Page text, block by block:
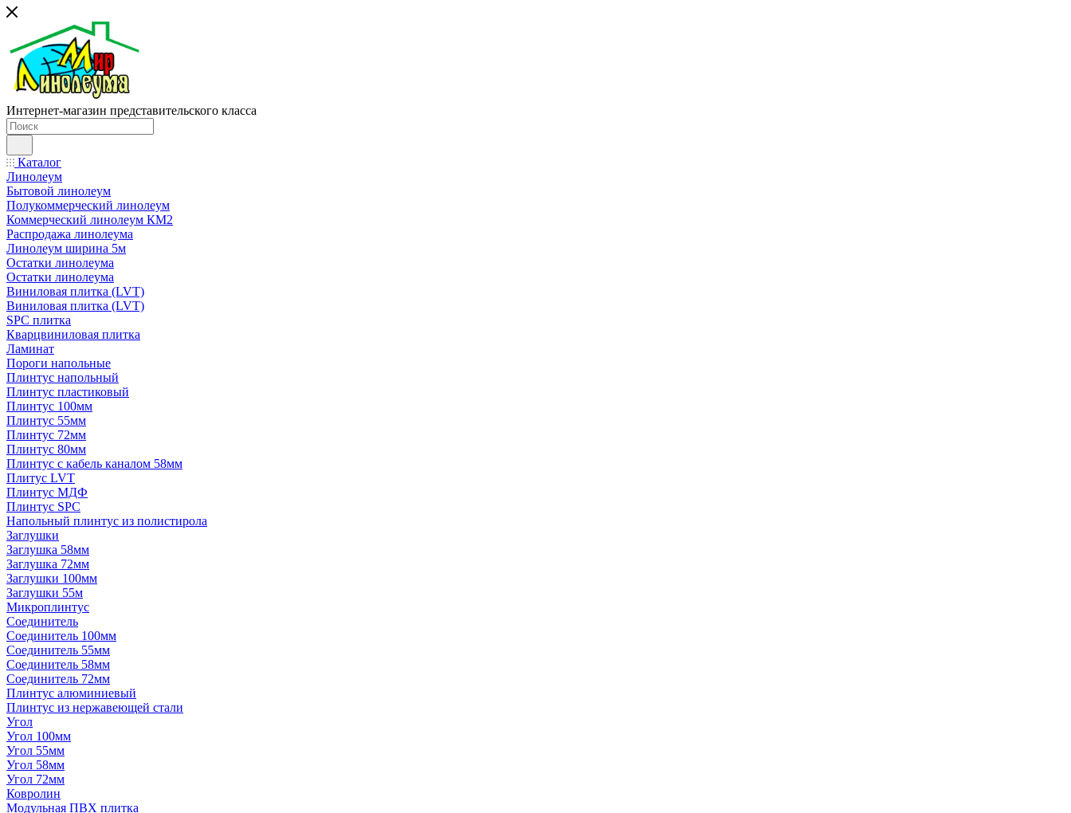
Интернет-магазин представительского класса
Каталог
Линолеум
Бытовой линолеум
Полукоммерческий линолеум
Коммерческий линолеум КМ2
Распродажа линолеума
Линолеум ширина 5м
Остатки линолеума
Остатки линолеума
Виниловая плитка (LVT)
Виниловая плитка (LVT)
SPC плитка
Кварцвиниловая плитка
Ламинат
Пороги напольные
Плинтус напольный
Плинтус пластиковый
Плинтус 100мм
Плинтус 55мм
Плинтус 72мм
Плинтус 80мм
Плинтус с кабель каналом 58мм
Плитус LVT
Плинтус МДФ
Плинтус SPC
Напольный плинтус из полистирола
Заглушки
Заглушка 58мм
Заглушка 72мм
Заглушки 100мм
Заглушки 55м
Микроплинтус
Соединитель
Соединитель 100мм
Соединитель 55мм
Соединитель 58мм
Соединитель 72мм
Плинтус алюминиевый
Плинтус из нержавеющей стали
Угол
Угол 100мм
Угол 55мм
Угол 58мм
Угол 72мм
Ковролин
Модульная ПВХ плитка